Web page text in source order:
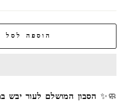
הוספה לסל
🧼✨ הסבון המושלם לעור יבש